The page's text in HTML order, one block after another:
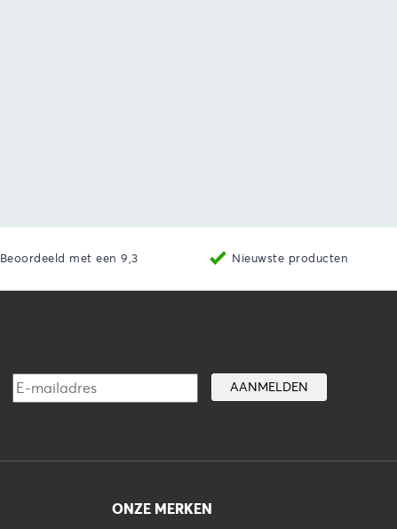
Beoordeeld met een 9,3 Nieuwste producten
ONZE MERKEN